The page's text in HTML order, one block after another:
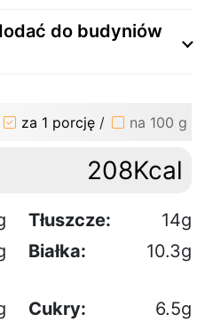
do budyniów
za 1 porcję / na 100 g
208Kcal
Tłuszcze:
14g
Białka: 10.3g
Cukry:
6.5g